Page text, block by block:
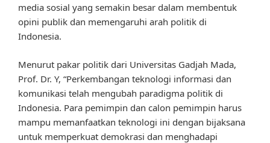
media sosial yang semakin besar dalam membentuk
opini publik dan memengaruhi arah politik di
Indonesia.
Menurut pakar politik dari Universitas Gadjah Mada,
Prof. Dr. Y, “Perkembangan teknologi informasi dan
komunikasi telah mengubah paradigma politik di
Indonesia. Para pemimpin dan calon pemimpin harus
mampu memanfaatkan teknologi ini dengan bijaksana
untuk memperkuat demokrasi dan menghadapi